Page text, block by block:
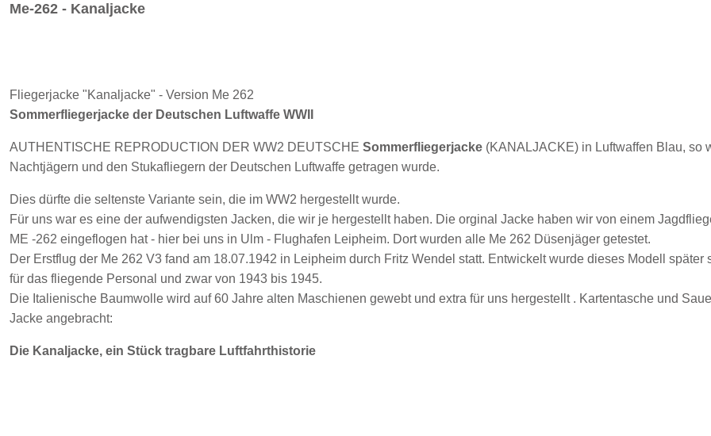
Me-262 - Kanaljacke
Fliegerjacke "Kanaljacke" - Version Me 262
Sommerfliegerjacke der Deutschen Luftwaffe WWII
AUTHENTISCHE REPRODUCTION DER WW2 DEUTSCHE Sommerfliegerjacke (KANALJACKE) in Luftwaffen Blau, so
Nachtjägern und den Stukafliegern der Deutschen Luftwaffe getragen wurde.
Dies dürfte die seltenste Variante sein, die im WW2 hergestellt wurde.
Für uns war es eine der aufwendigsten Jacken, die wir je hergestellt haben. Die orginal Jacke haben wir von einem
ME -262 eingeflogen hat - hier bei uns in Ulm - Flughafen Leipheim. Dort wurden alle Me 262 Düsenjäger getestet.
Der Erstflug der Me 262 V3 fand am 18.07.1942 in Leipheim durch Fritz Wendel statt. Entwickelt wurde dieses Modell
für das fliegende Personal und zwar von 1943 bis 1945.
Die Italienische Baumwolle wird auf 60 Jahre alten Maschienen gewebt und extra für uns hergestellt . Kartentasche und
Jacke angebracht:
Die Kanaljacke, ein Stück tragbare Luftfahrthistorie